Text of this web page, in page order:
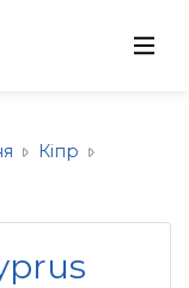
Кіпр